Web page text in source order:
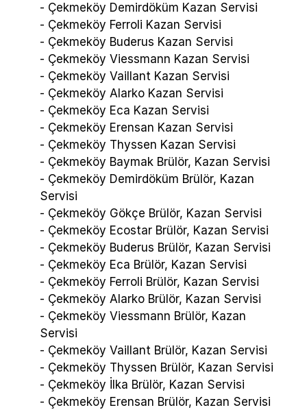
- Çekmeköy Demirdöküm Kazan Servisi
- Çekmeköy Ferroli Kazan Servisi
- Çekmeköy Buderus Kazan Servisi
- Çekmeköy Viessmann Kazan Servisi
- Çekmeköy Vaillant Kazan Servisi
- Çekmeköy Alarko Kazan Servisi
- Çekmeköy Eca Kazan Servisi
- Çekmeköy Erensan Kazan Servisi
- Çekmeköy Thyssen Kazan Servisi
- Çekmeköy Baymak Brülör, Kazan Servisi
- Çekmeköy Demirdöküm Brülör, Kazan
Servisi
- Çekmeköy Gökçe Brülör, Kazan Servisi
- Çekmeköy Ecostar Brülör, Kazan Servisi
- Çekmeköy Buderus Brülör, Kazan Servisi
- Çekmeköy Eca Brülör, Kazan Servisi
- Çekmeköy Ferroli Brülör, Kazan Servisi
- Çekmeköy Alarko Brülör, Kazan Servisi
- Çekmeköy Viessmann Brülör, Kazan
Servisi
- Çekmeköy Vaillant Brülör, Kazan Servisi
- Çekmeköy Thyssen Brülör, Kazan Servisi
- Çekmeköy İlka Brülör, Kazan Servisi
- Çekmeköy Erensan Brülör, Kazan Servisi